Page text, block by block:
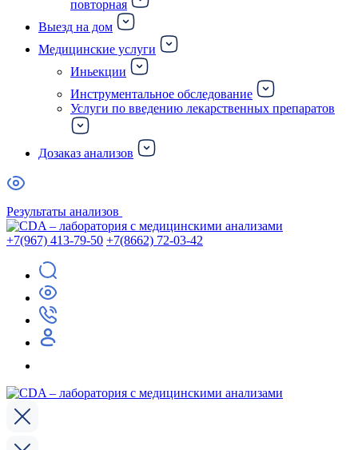
повторная
Выезд на дом
Медицинские услуги
Иньекции
Инструментальное обследование
Услуги по введению лекарственных препаратов
Дозаказ анализов
Результаты анализов
+7(967) 413-79-50 +7(8662) 72-03-42